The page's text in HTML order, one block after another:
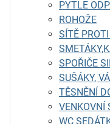
PYTLE
ROHOŽE
SÍTĚ
SPOŘIČE
SUŠÁKY,
TĚSNĚNÍ
VENKOVNÍ
WC